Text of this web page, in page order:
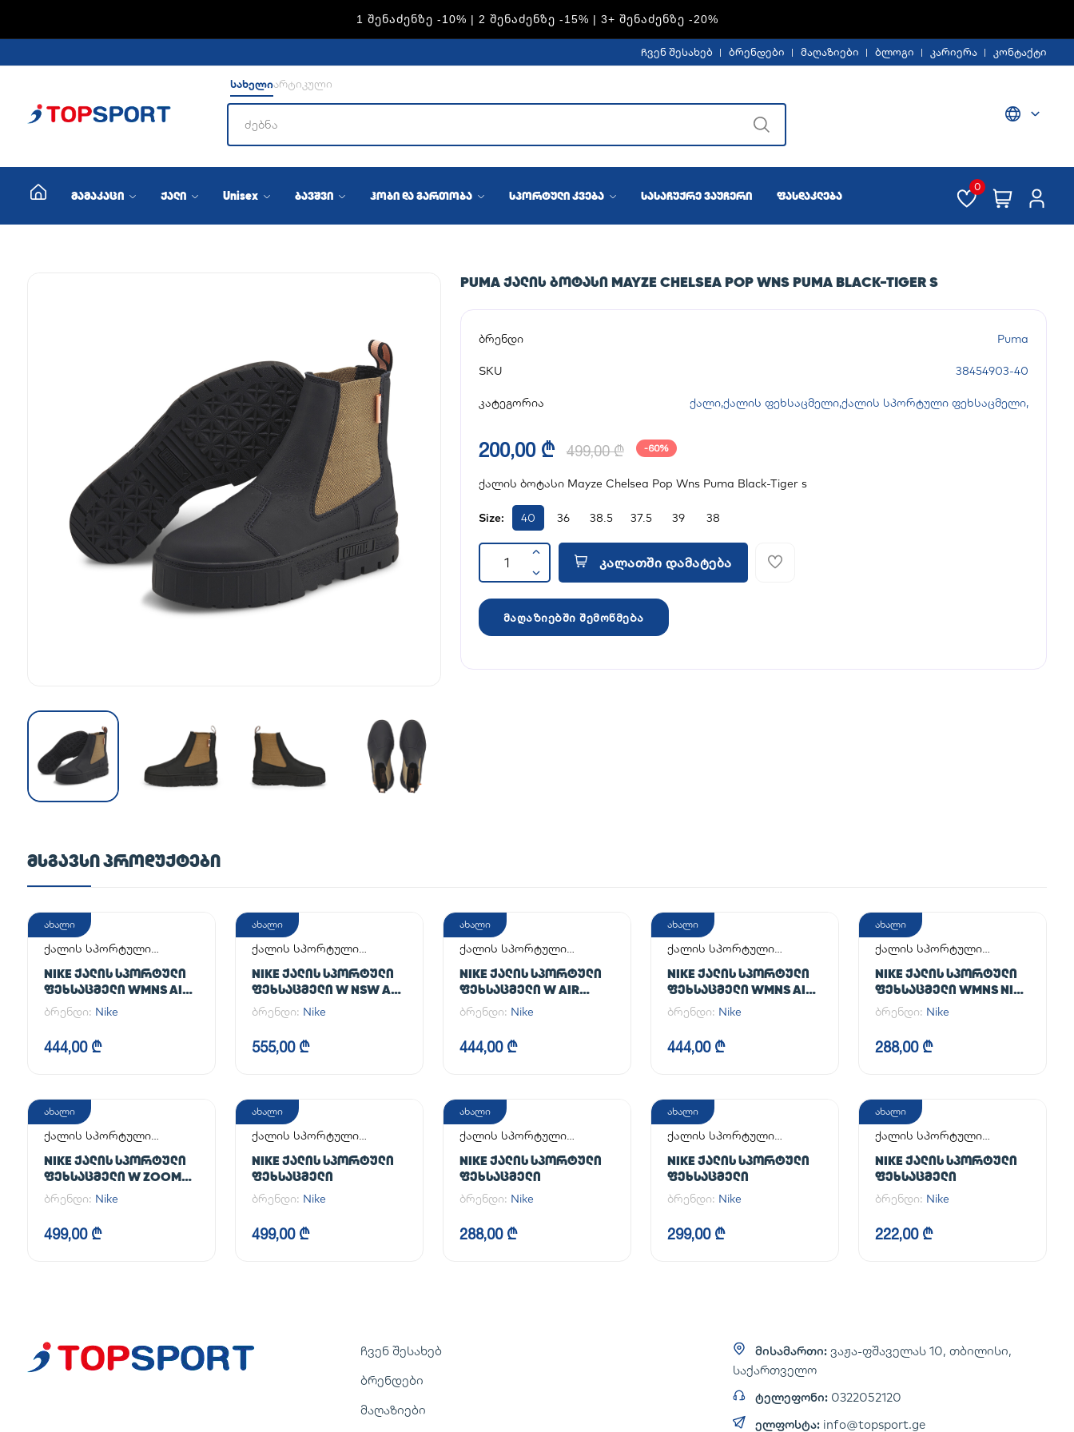
ADIDAS — 1 ᲨᲔᲜᲐᲫᲔᲜᲖᲔ -15% | 2 ᲨᲔᲜᲐᲫᲔᲜᲖᲔ -20% | 3+ ᲨᲔᲜᲐᲫᲔᲜᲖᲔ -30%
ჩვენ შესახებ ბრენდები მაღაზიები ბლოგი კარიერა კონტაქტი
სახელიარტიკული
მამაკაცი ქალი Unisex ბავშვი ჰობი და გართობა სპორტული კვება სასაჩუქრე ვაუჩერი ფასდაკლება
0
PUMA ᲥᲐᲚᲘᲡ ᲑᲝᲢᲐᲡᲘ MAYZE CHELSEA POP WNS PUMA BLACK-TIGER S
ბრენდი Puma
SKU 38454903-40
კატეგორია ქალი,ქალის ფეხსაცმელი,ქალის სპორტული ფეხსაცმელი,
200,00 ₾ 499,00 ₾ -60%
ქალის ბოტასი Mayze Chelsea Pop Wns Puma Black-Tiger s
Size: 40 36 38.5 37.5 39 38
კალათში დამატება
მაღაზიებში შემოწმება
ᲛᲡᲒᲐᲕᲡᲘ ᲞᲠᲝᲓᲣᲥᲢᲔᲑᲘ
ახალი
ქალის სპორტული
NIKE ᲥᲐᲚᲘᲡ ᲡᲞᲝᲠᲢᲣᲚᲘ
ᲤᲔᲮᲡᲐᲪᲛᲔᲚᲘ WMNS AIR
FORCE 1 '07
ბრენდი: Nike
444,00 ₾
ახალი
ქალის სპორტული
NIKE ᲥᲐᲚᲘᲡ ᲡᲞᲝᲠᲢᲣᲚᲘ
ᲤᲔᲮᲡᲐᲪᲛᲔᲚᲘ W NSW AF1
AF1
ბრენდი: Nike
555,00 ₾
ახალი
ქალის სპორტული
NIKE ᲥᲐᲚᲘᲡ ᲡᲞᲝᲠᲢᲣᲚᲘ
ᲤᲔᲮᲡᲐᲪᲛᲔᲚᲘ W AIR
FORCE 1 '07 FLYEASE
ბრენდი: Nike
444,00 ₾
ახალი
ქალის სპორტული
NIKE ᲥᲐᲚᲘᲡ ᲡᲞᲝᲠᲢᲣᲚᲘ
ᲤᲔᲮᲡᲐᲪᲛᲔᲚᲘ WMNS AIR
FORCE 1 '07
ბრენდი: Nike
444,00 ₾
ახალი
ქალის სპორტული
NIKE ᲥᲐᲚᲘᲡ ᲡᲞᲝᲠᲢᲣᲚᲘ
ᲤᲔᲮᲡᲐᲪᲛᲔᲚᲘ WMNS NIKE
INITIATOR
ბრენდი: Nike
288,00 ₾
ახალი
ქალის სპორტული
NIKE ᲥᲐᲚᲘᲡ ᲡᲞᲝᲠᲢᲣᲚᲘ
ᲤᲔᲮᲡᲐᲪᲛᲔᲚᲘ W ZOOM
VAPOR 12
ბრენდი: Nike
499,00 ₾
ახალი
ქალის სპორტული
NIKE ᲥᲐᲚᲘᲡ ᲡᲞᲝᲠᲢᲣᲚᲘ
ᲤᲔᲮᲡᲐᲪᲛᲔᲚᲘ
ბრენდი: Nike
499,00 ₾
ახალი
ქალის სპორტული
NIKE ᲥᲐᲚᲘᲡ ᲡᲞᲝᲠᲢᲣᲚᲘ
ᲤᲔᲮᲡᲐᲪᲛᲔᲚᲘ
ბრენდი: Nike
288,00 ₾
ახალი
ქალის სპორტული
NIKE ᲥᲐᲚᲘᲡ ᲡᲞᲝᲠᲢᲣᲚᲘ
ᲤᲔᲮᲡᲐᲪᲛᲔᲚᲘ
ბრენდი: Nike
299,00 ₾
ახალი
ქალის სპორტული
NIKE ᲥᲐᲚᲘᲡ ᲡᲞᲝᲠᲢᲣᲚᲘ
ᲤᲔᲮᲡᲐᲪᲛᲔᲚᲘ
ბრენდი: Nike
222,00 ₾
ჩვენ შესახებ
ბრენდები
მაღაზიები
მისამართი: ვაჟა-ფშაველას 10, თბილისი,
საქართველო
ტელეფონი: 0322052120
ელფოსტა: info@topsport.ge